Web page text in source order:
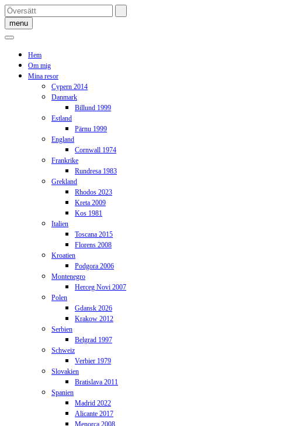
Skip
to
content
menu
Hem
Om mig
Mina resor
Cypern 2014
Danmark
Billund 1999
Estland
Pärnu 1999
England
Cornwall 1974
Frankrike
Rundresa 1983
Grekland
Rhodos 2023
Kreta 2009
Kos 1981
Italien
Toscana 2015
Florens 2008
Kroatien
Podgora 2006
Montenegro
Herceg Novi 2007
Polen
Gdansk 2026
Krakow 2012
Serbien
Belgrad 1997
Schweiz
Verbier 1979
Slovakien
Bratislava 2011
Spanien
Madrid 2022
Alicante 2017
Menorca 2008